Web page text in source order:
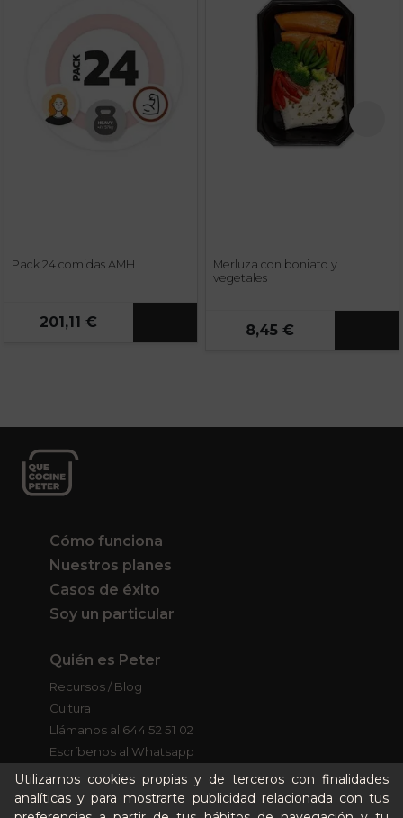
Pack 24 comidas AMH
201,11 €
Merluza con boniato y
vegetales
8,45 €
Utilizamos cookies propias y de terceros con finalidades
analíticas y para mostrarte publicidad relacionada con tus
Cómo funciona
Nuestros planes
Casos de éxito
Soy un particular
Quién es Peter
Recursos / Blog
Cultura
Llámanos al 644 52 51 02
Escríbenos al Whatsapp
Escríbenos al correo
De lunes a viernes de 8:30 a 14:00